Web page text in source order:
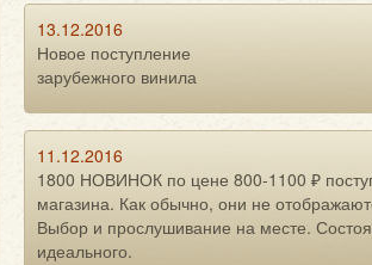
13.12.2016
Новое поступление
зарубежного винила
11.12.2016
1800 НОВИНОК по цене 800-1100 ₽
магазина. Как обычно, они не
Выбор и прослушивание на месте.
идеального.